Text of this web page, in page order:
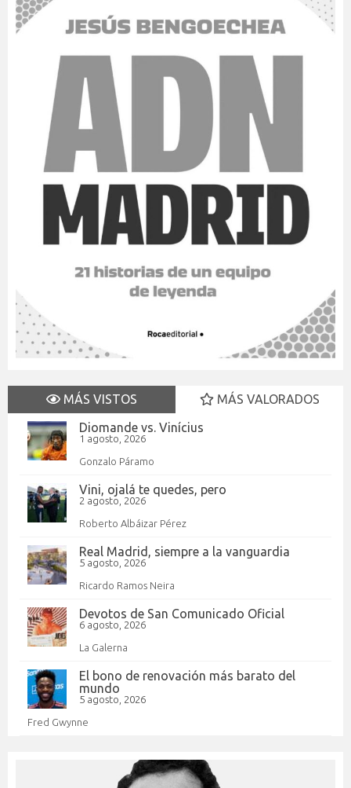
MÁS VISTOS
MÁS VALORADOS
Diomande vs. Vinícius
1 agosto, 2026
Gonzalo Páramo
Vini, ojalá te quedes, pero
2 agosto, 2026
Roberto Albáizar Pérez
Real Madrid, siempre a la vanguardia
5 agosto, 2026
Ricardo Ramos Neira
Devotos de San Comunicado Oficial
6 agosto, 2026
La Galerna
El bono de renovación más barato del
mundo
5 agosto, 2026
Fred Gwynne